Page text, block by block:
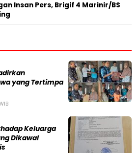
Insan Pers, Brigif 4 Marinir/BS
yang Tertimpa
Keluarga
Dikawal